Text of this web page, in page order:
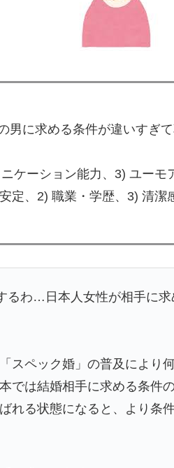
カー協会、W杯・五輪で複数回
艶に約60億円で正式オファー
出れるとは思わない...
払わせる話やりてえ
思議な瓶に入った飲み物を貰
ばかりアニメ化してて心配にな
からタコを食べてるの？」
リスタル・パレス加入へ「ア
長、辞任危機でトランプ政権
男に求める条件が違いすぎて
ケーション能力、3) ユーモ
定、2) 職業・学歴、3) 清潔
るわ…日本人女性が相手に
スペック婚」の普及により
では結婚相手に求める条件
れる状態になると、より条